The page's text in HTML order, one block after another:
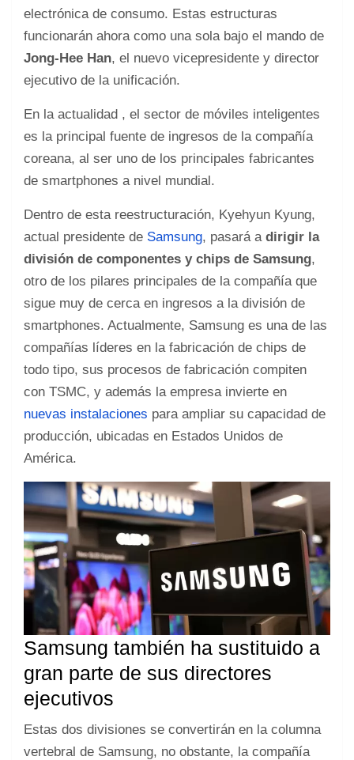
electrónica de consumo. Estas estructuras
funcionarán ahora como una sola bajo el mando de
Jong-Hee Han, el nuevo vicepresidente y director
ejecutivo de la unificación.
En la actualidad , el sector de móviles inteligentes
es la principal fuente de ingresos de la compañía
coreana, al ser uno de los principales fabricantes
de smartphones a nivel mundial.
Dentro de esta reestructuración, Kyehyun Kyung,
actual presidente de Samsung, pasará adirigir la
división de componentes y chips de Samsung,
otro de los pilares principales de la compañía que
sigue muy de cerca en ingresos a la división de
smartphones. Actualmente, Samsung es una de las
compañías líderes en la fabricación de chips de
todo tipo, sus procesos de fabricación compiten
con TSMC, y además la empresa invierte en
nuevas instalaciones para ampliar su capacidad de
producción, ubicadas en Estados Unidos de
América.
Samsung también ha sustituido a
gran parte de sus directores
ejecutivos
Estas dos divisiones se convertirán en la columna
vertebral de Samsung, no obstante, la compañía